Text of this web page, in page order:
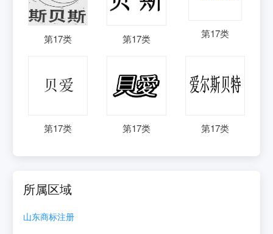
第17类 第17类 第17类
第17类 第17类 第17类
所属区域
山东商标注册